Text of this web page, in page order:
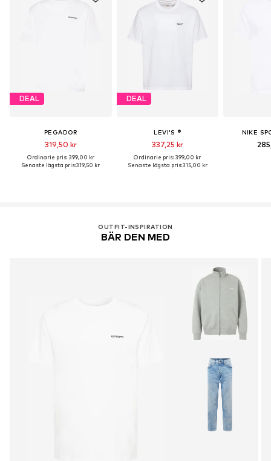
DEAL
PEGADOR
319,50 kr
Ordinarie pris: 399,00 kr
Senaste lägsta pris:319,50 kr
DEAL
LEVI'S ®
337,25 kr
Ordinarie pris: 399,00 kr
Senaste lägsta pris:315,00 kr
NIKE
OUTFIT-INSPIRATION
BÄR DEN MED